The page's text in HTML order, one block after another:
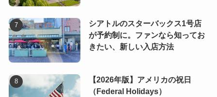
シアトルのスターバックス1号店
が予約制に。ファンなら知ってお
きたい、新しい入店方法
【2026年版】アメリカの祝日
（Federal Holidays）